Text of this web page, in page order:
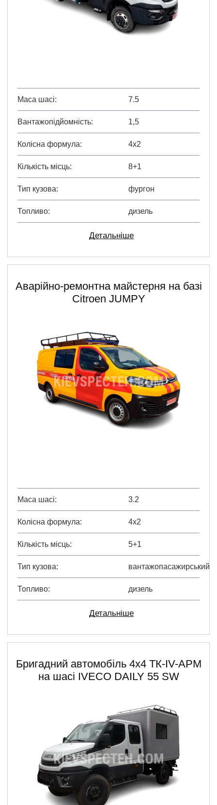
Маса шасі 7.5
Вантажопідйомність 1,5
Колісна формула 4х2
Кількість місць 8+1
Тип кузова фургон
Топливо дизель
Детальніше
Аварійно-ремонтна майстерня на базі
Citroen JUMPY
Маса шасі 3.2
Колісна формула 4х2
Кількість місць 5+1
Тип кузова вантажопасажирський
Топливо дизель
Детальніше
Бригадний автомобіль 4x4 ТК-IV-АРМ
на шасі IVECO DAILY 55 SW